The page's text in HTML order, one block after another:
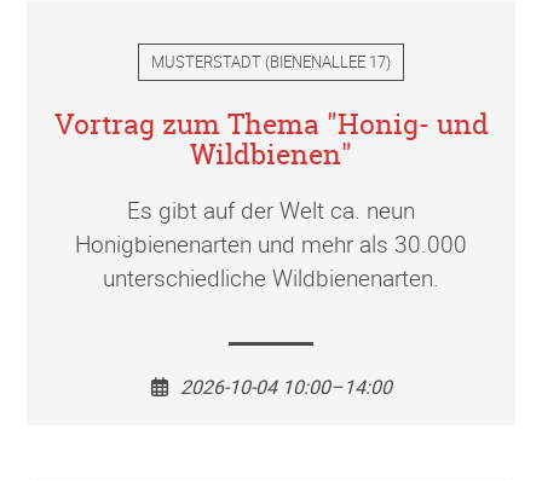
MUSTERSTADT (BIENENALLEE 17)
Vortrag zum Thema "Honig- und
Wildbienen"
Es gibt auf der Welt ca. neun
Honigbienenarten und mehr als 30.000
unterschiedliche Wildbienenarten.
2026-10-04 10:00–14:00